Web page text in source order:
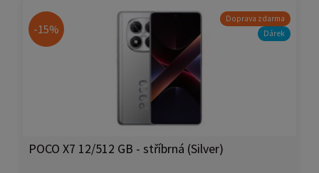
-15%
Doprava zdarma
Dárek
POCO X7 12/512 GB - stříbrná (Silver)